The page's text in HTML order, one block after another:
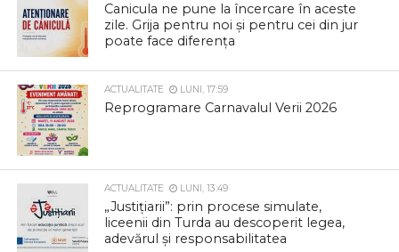
Canicula ne pune la încercare în aceste
zile. Grija pentru noi și pentru cei din jur
poate face diferența
ACTUALITATE LUNI, 17:59
Reprogramare Carnavalul Verii 2026
ACTUALITATE LUNI, 13:49
„Justițiarii”: prin procese simulate,
liceenii din Turda au descoperit legea,
adevărul și responsabilitatea